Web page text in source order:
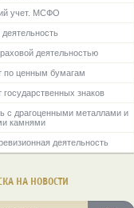
учет. МСФО
деятельностью
по ценным бумагам
государственных знаков
с драгоценными металлами и
камнями
деятельность
НА НОВОСТИ